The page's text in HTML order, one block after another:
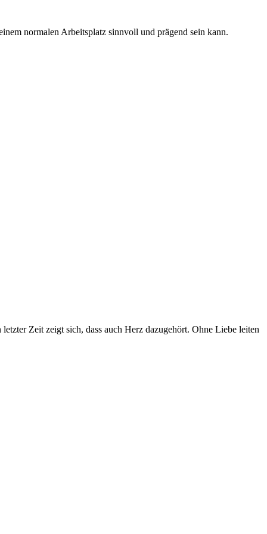
normalen Arbeitsplatz sinnvoll und prägend sein kann.
Zeit zeigt sich, dass auch Herz dazugehört. Ohne Liebe leiten